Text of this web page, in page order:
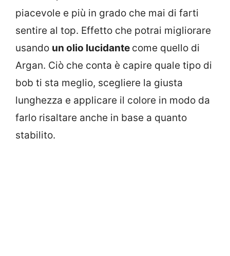
piacevole e più in grado che mai di farti
sentire al top. Effetto che potrai migliorare
usando un olio lucidante come quello di
Argan. Ciò che conta è capire quale tipo di
bob ti sta meglio, scegliere la giusta
lunghezza e applicare il colore in modo da
farlo risaltare anche in base a quanto
stabilito.